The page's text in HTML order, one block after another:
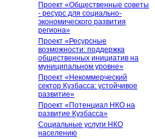
Проект «Общественные советы
- ресурс для социально-
экономического развития
региона»
Проект «Ресурсные
возможности: поддержка
общественных инициатив на
муниципальном уровне»
Проект «Некоммерческий
сектор Кузбасса: устойчивое
развитие»
Проект «Потенциал НКО на
развитие Кузбасса»
Социальные услуги НКО
населению